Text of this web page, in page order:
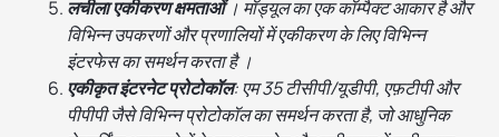
लचीला एकीकरण क्षमताओं। मॉड्यूल का एक कॉम्पैक्ट आकार है और
विभिन्न उपकरणों और प्रणालियों में एकीकरण के लिए विभिन्न
इंटरफेस का समर्थन करता है ।
एकीकृत इंटरनेट प्रोटोकॉल: एम 35 टीसीपी/यूडीपी, एफ़टीपी और
पीपीपी जैसे विभिन्न प्रोटोकॉल का समर्थन करता है, जो आधुनिक